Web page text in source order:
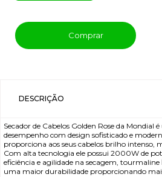
Comprar
DESCRIÇÃO
Secador de Cabelos Golden Rose da Mondial
desempenho com design sofisticado e
proporciona aos seus cabelos brilho intenso,
Com alta tecnologia ele possui 2000W de
eficiência e agilidade na secagem,
uma maior durabilidade proporcionando